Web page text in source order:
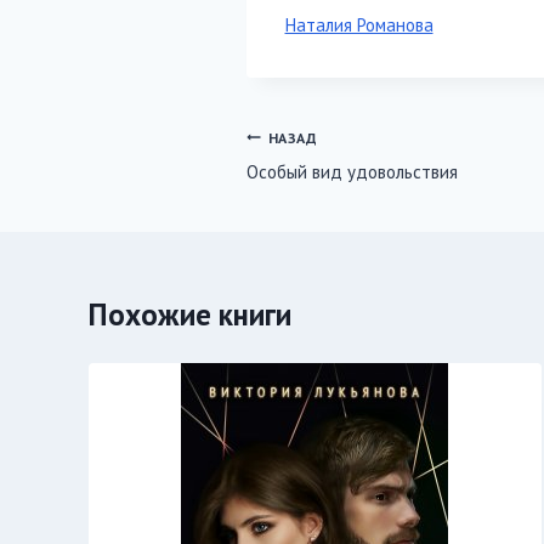
Метки
Наталия Романова
Навигация
по
НАЗАД
Особый вид удовольствия
Похожие книги